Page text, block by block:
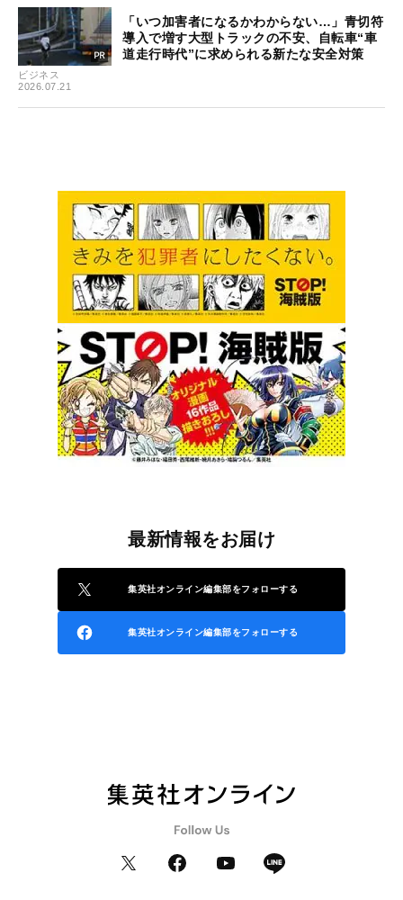
ビジネス
2026.07.21
「いつ加害者になるかわからない…」青切符
導入で増す大型トラックの不安、自転車“車
道走行時代”に求められる新たな安全対策
最新情報をお届け
集英社オンライン編集部をフォローする
集英社オンライン編集部をフォローする